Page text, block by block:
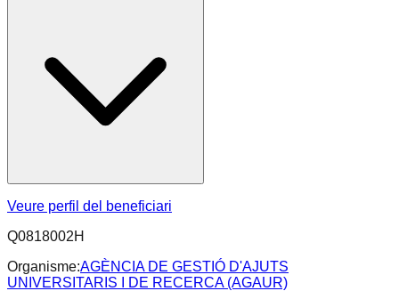
Veure perfil del beneficiari
Q0818002H
Organisme:AGÈNCIA DE GESTIÓ D'AJUTS
UNIVERSITARIS I DE RECERCA (AGAUR)